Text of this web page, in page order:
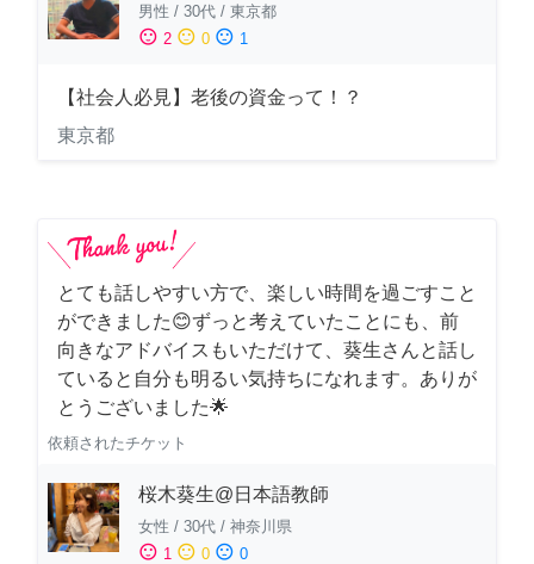
男性 / 30代 / 東京都
sentiment_satisfied 2 sentiment_neutral 0 sentiment_dissatisfied 1
【社会人必見】老後の資金って！？
東京都
とても話しやすい方で、楽しい時間を過ごすこと
ができました😊ずっと考えていたことにも、前
向きなアドバイスもいただけて、葵生さんと話し
ていると自分も明るい気持ちになれます。ありが
とうございました🌟
依頼されたチケット
桜木葵生@日本語教師
女性 / 30代 / 神奈川県
sentiment_satisfied 1 sentiment_neutral 0 sentiment_dissatisfied 0